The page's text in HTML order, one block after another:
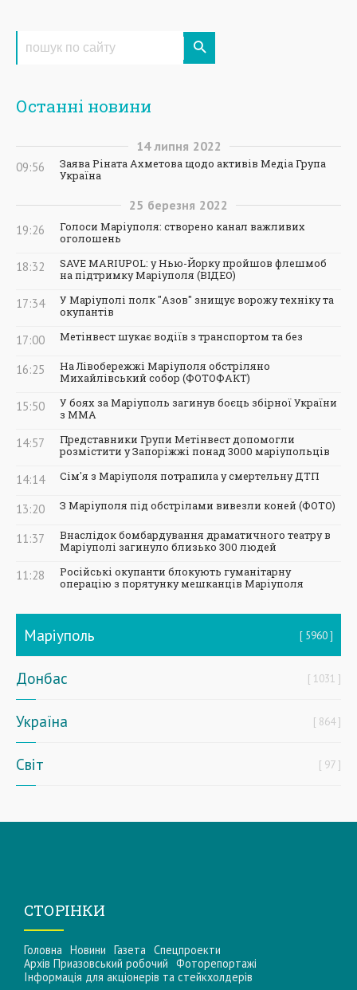
Останні новини
14 липня 2022
09:56
Заява Ріната Ахметова щодо активів Медіа Група
Україна
25 березня 2022
19:26
Голоси Маріуполя: створено канал важливих
оголошень
18:32
SAVE MARIUPOL: у Нью-Йорку пройшов флешмоб
на підтримку Маріуполя (ВІДЕО)
17:34
У Маріуполі полк "Азов" знищує ворожу техніку та
окупантів
17:00 Метінвест шукає водіїв з транспортом та без
16:25
На Лівобережжі Маріуполя обстріляно
Михайлівський собор (ФОТОФАКТ)
15:50
У боях за Маріуполь загинув боєць збірної України
з ММА
14:57
Представники Групи Метінвест допомогли
розмістити у Запоріжжі понад 3000 маріупольців
14:14 Сім'я з Маріуполя потрапила у смертельну ДТП
13:20 З Маріуполя під обстрілами вивезли коней (ФОТО)
11:37
Внаслідок бомбардування драматичного театру в
Маріуполі загинуло близько 300 людей
11:28
Російські окупанти блокують гуманітарну
операцію з порятунку мешканців Маріуполя
Маріуполь 5960
Донбас 1031
Україна 864
Світ 97
СТОРІНКИ
Головна Новини Газета Спецпроекти
Архів Приазовський робочий Фоторепортажі
Інформацiя для акцiонерiв та стейкхолдерiв